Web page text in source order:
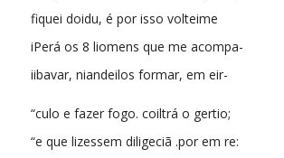
fiquei doidu, é por isso volteime
iPerá os 8 liomens que me acompa-
iibavar, niandeilos formar, em eir-
“culo e fazer fogo. coiltrá o gertio;
“e que lizessem diligeciã .por em re: